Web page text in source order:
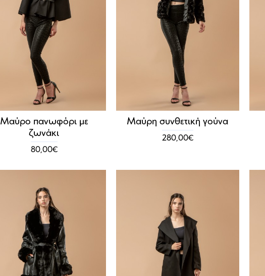
Μαύρο πανωφόρι με
ζωνάκι
80,00€
Μαύρη συνθετική γούνα
280,00€